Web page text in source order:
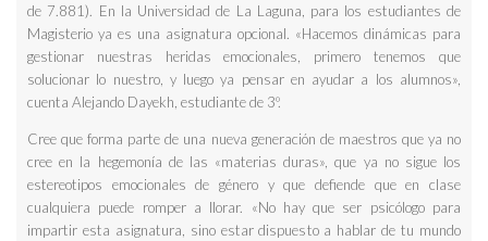
de 7.881). En la Universidad de La Laguna, para los estudiantes de
Magisterio ya es una asignatura opcional. «Hacemos dinámicas para
gestionar nuestras heridas emocionales, primero tenemos que
solucionar lo nuestro, y luego ya pensar en ayudar a los alumnos»,
cuenta Alejando Dayekh, estudiante de 3º.
Cree que forma parte de una nueva generación de maestros que ya no
cree en la hegemonía de las «materias duras», que ya no sigue los
estereotipos emocionales de género y que defiende que en clase
cualquiera puede romper a llorar. «No hay que ser psicólogo para
impartir esta asignatura, sino estar dispuesto a hablar de tu mundo